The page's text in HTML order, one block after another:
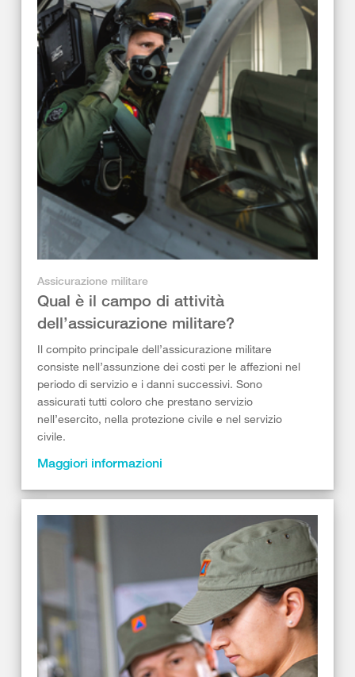
Assicurazione militare
Qual è il campo di attività
dell’assicurazione militare?
Il compito principale dell’assicurazione militare
consiste nell’assunzione dei costi per le affezioni nel
periodo di servizio e i danni successivi. Sono
assicurati tutti coloro che prestano servizio
nell’esercito, nella protezione civile e nel servizio
civile.
Maggiori informazioni